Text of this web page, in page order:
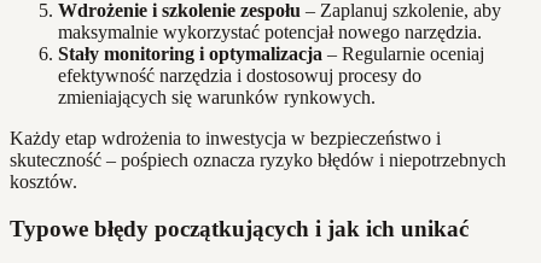
Wdrożenie i szkolenie zespołu – Zaplanuj szkolenie, aby
maksymalnie wykorzystać potencjał nowego narzędzia.
Stały monitoring i optymalizacja – Regularnie oceniaj
efektywność narzędzia i dostosowuj procesy do
zmieniających się warunków rynkowych.
Każdy etap wdrożenia to inwestycja w bezpieczeństwo i
skuteczność – pośpiech oznacza ryzyko błędów i niepotrzebnych
kosztów.
Typowe błędy początkujących i jak ich unikać